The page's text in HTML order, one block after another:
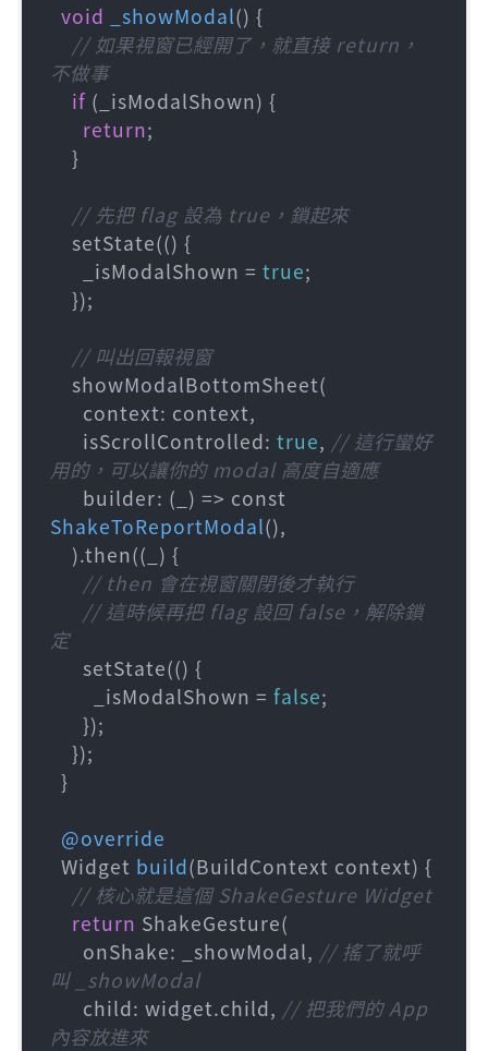
void _showModal() {
// 如果視窗已經開了，就直接 return，
不做事
if (_isModalShown) {
return;
    }
// 先把 flag 設為 true，鎖起來
    setState(() {
      _isModalShown =
true;
    });
// 叫出回報視窗
    showModalBottomSheet(
      isScrollControlled:
true, // 這行蠻好
用的，可以讓你的 modal 高度自適應
ShakeToReportModal(),
// then 會在視窗關閉後才執行
// 這時候再把 flag 設回 false，解除鎖
定
      setState(() {
        _isModalShown =
false;
      });
    });
  }
@override
  Widget
build(BuildContext context) {
// 核心就是這個 ShakeGesture Widget
return ShakeGesture(
      onShake: _showModal,
// 搖了就呼
叫 _showModal
      child: widget.child,
// 把我們的 App
內容放進來